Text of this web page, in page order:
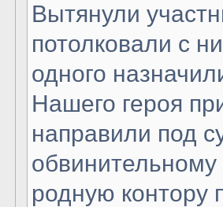
Вытянули
потолковали с
одного
Нашего героя
направили под
обвинительному
родную контору